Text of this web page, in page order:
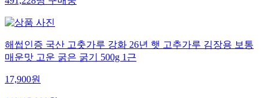
491,228명구매중
해썹인증 국산 고춧가루 강화 26년 햇 고추가루 김장용 보통
매운맛 고운 굵은 굵기 500g 1근
17,900원